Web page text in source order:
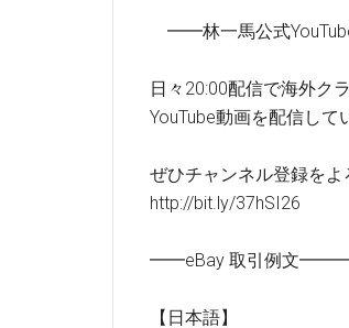
━━林一馬公式
日々20:00配信で海外ク
YouTube動画を配信して
ぜひチャンネル登録をよ
http://bit.ly/37hSI26
━━eBay 取引例
【日本語】